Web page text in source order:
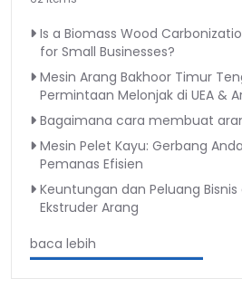
Is a Biomass Wood
for Small Businesses?
Mesin Arang Bakhoor Timur
Permintaan Melonjak di UEA &
Bagaimana cara membuat
Mesin Pelet Kayu: Gerbang
Pemanas Efisien
Keuntungan dan Peluang
Ekstruder Arang
baca lebih